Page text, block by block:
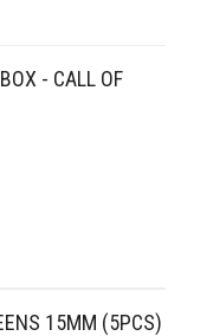
- CALL OF
15MM (5PCS)